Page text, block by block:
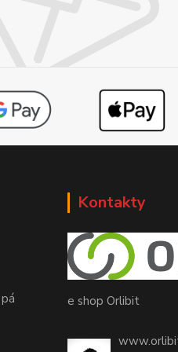
Kontakty
e shop Orlibit